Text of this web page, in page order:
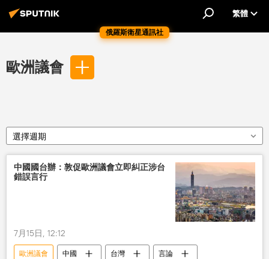
俄羅斯衛星通訊社
繁體
歐洲議會
選擇週期
中國國台辦：敦促歐洲議會立即糾正涉台
錯誤言行
7月15日, 12:12
歐洲議會 中國 台灣 言論